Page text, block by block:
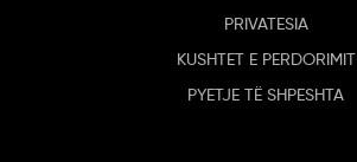
PRIVATESIA
KUSHTET E PERDORIMIT
PYETJE TË SHPESHTA